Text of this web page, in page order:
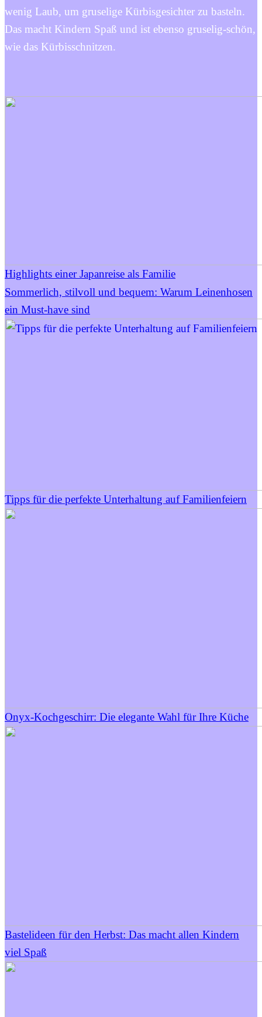
wenig Laub, um gruselige Kürbisgesichter zu basteln.
Das macht Kindern Spaß und ist ebenso gruselig-schön,
wie das Kürbisschnitzen.
Highlights einer Japanreise als Familie
Sommerlich, stilvoll und bequem: Warum Leinenhosen
ein Must-have sind
Tipps für die perfekte Unterhaltung auf Familienfeiern
Onyx-Kochgeschirr: Die elegante Wahl für Ihre Küche
Bastelideen für den Herbst: Das macht allen Kindern
viel Spaß